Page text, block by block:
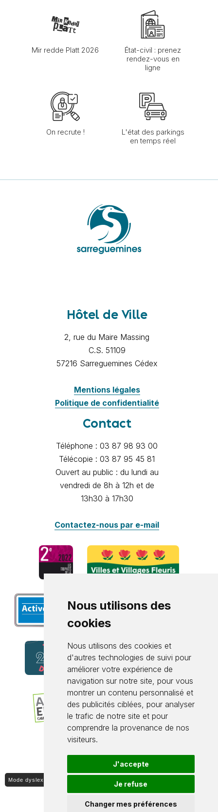
Nous utilisons des
cookies
Nous utilisons des cookies et
d'autres technologies de suivi pour
améliorer votre expérience de
navigation sur notre site, pour vous
montrer un contenu personnalisé et
des publicités ciblées, pour analyser
le trafic de notre site et pour
comprendre la provenance de nos
visiteurs.
J'accepte
Je refuse
Changer mes préférences
Mir redde Platt 2026
État-civil : prenez
rendez-vous en
ligne
On recrute !
L'état des parkings
en temps réel
Hôtel de Ville
2, rue du Maire Massing
C.S. 51109
57216 Sarreguemines Cédex
Mentions légales
Politique de confidentialité
Contact
Téléphone : 03 87 98 93 00
Télécopie : 03 87 95 45 81
Ouvert au public : du lundi au
vendredi de 8h à 12h et de
13h30 à 17h30
Contactez-nous par e-mail
Mode dyslexique ON / OFF